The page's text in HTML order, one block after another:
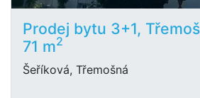
Prodej bytu 3+1,
71 m2
Šeříková, Třemošná